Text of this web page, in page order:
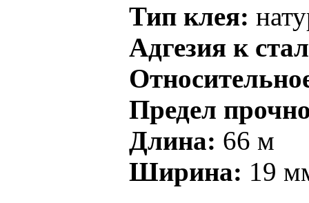
Тип клея:
Адгезия к
О
Предел
Длина: 66 м
Ширина: 19